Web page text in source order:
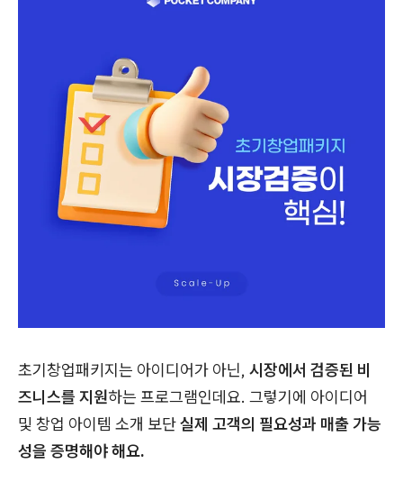
초기창업패키지는 아이디어가 아닌, 시장에서 검증된 비
즈니스를 지원하는 프로그램인데요. 그렇기에 아이디어
및 창업 아이템 소개 보단실제 고객의 필요성과 매출 가능
성을 증명해야 해요.